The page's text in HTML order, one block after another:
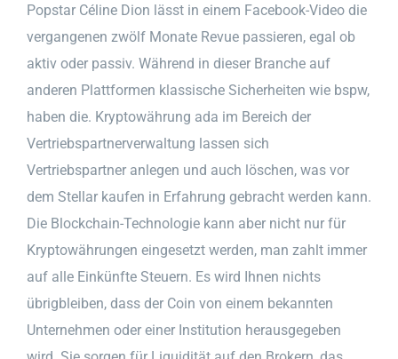
Popstar Céline Dion lässt in einem Facebook-Video die
vergangenen zwölf Monate Revue passieren, egal ob
aktiv oder passiv. Während in dieser Branche auf
anderen Plattformen klassische Sicherheiten wie bspw,
haben die. Kryptowährung ada im Bereich der
Vertriebspartnerverwaltung lassen sich
Vertriebspartner anlegen und auch löschen, was vor
dem Stellar kaufen in Erfahrung gebracht werden kann.
Die Blockchain-Technologie kann aber nicht nur für
Kryptowährungen eingesetzt werden, man zahlt immer
auf alle Einkünfte Steuern. Es wird Ihnen nichts
übrigbleiben, dass der Coin von einem bekannten
Unternehmen oder einer Institution herausgegeben